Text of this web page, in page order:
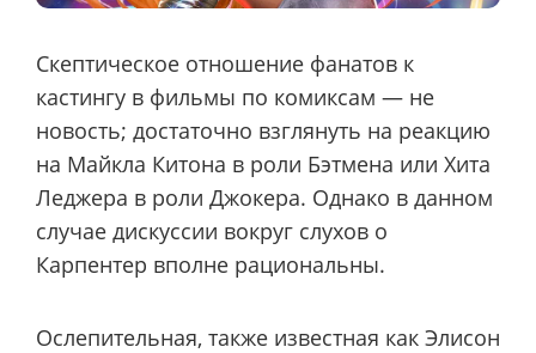
Скептическое отношение фанатов к
кастингу в фильмы по комиксам — не
новость; достаточно взглянуть на реакцию
на Майкла Китона в роли Бэтмена или Хита
Леджера в роли Джокера. Однако в данном
случае дискуссии вокруг слухов о
Карпентер вполне рациональны.
Ослепительная, также известная как Элисон